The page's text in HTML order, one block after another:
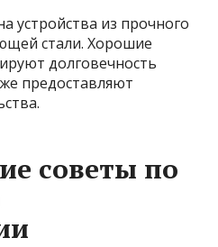
устройства из прочного
стали. Хорошие
долговечность
предоставляют
советы по